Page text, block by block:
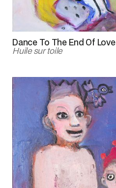
Dance To The End Of Love
Huile sur toile